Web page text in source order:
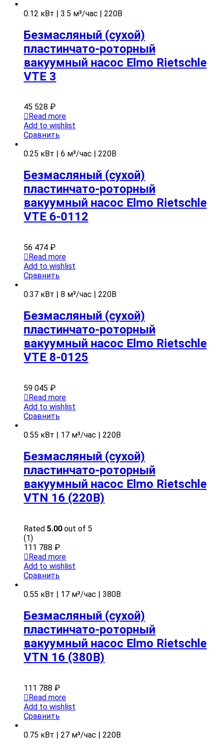
0.12 кВт | 3.5 м³/час | 220В
Безмасляный (сухой)
пластинчато-роторный
вакуумный насос Elmo Rietschle
VTE 3
45 528 ₽
Read more
Add to wishlist
Сравнить
0.25 кВт | 6 м³/час | 220В
Безмасляный (сухой)
пластинчато-роторный
вакуумный насос Elmo Rietschle
VTE 6-0112
56 474 ₽
Read more
Add to wishlist
Сравнить
0.37 кВт | 8 м³/час | 220В
Безмасляный (сухой)
пластинчато-роторный
вакуумный насос Elmo Rietschle
VTE 8-0125
59 045 ₽
Read more
Add to wishlist
Сравнить
0.55 кВт | 17 м³/час | 220В
Безмасляный (сухой)
пластинчато-роторный
вакуумный насос Elmo Rietschle
VTN 16 (220В)
Rated 5.00 out of 5
(1)
111 788 ₽
Read more
Add to wishlist
Сравнить
0.55 кВт | 17 м³/час | 380В
Безмасляный (сухой)
пластинчато-роторный
вакуумный насос Elmo Rietschle
VTN 16 (380В)
111 788 ₽
Read more
Add to wishlist
Сравнить
0.75 кВт | 27 м³/час | 220В